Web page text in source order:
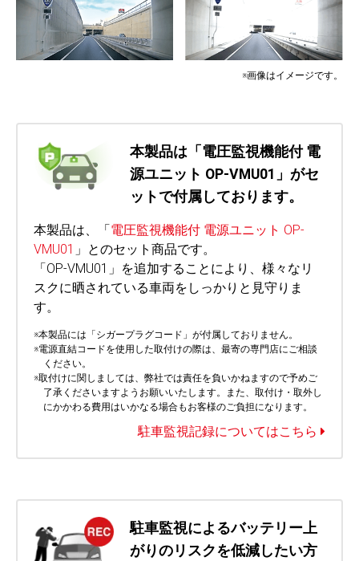
※画像はイメージです。
本製品は「電圧監視機能付 電
源ユニット OP-VMU01」がセ
ットで付属しております。
本製品は、「 電圧監視機能付 電源ユニット OP-
VMU01 」とのセット商品です。
「OP-VMU01」を追加することにより、様々なリ
スクに晒されている車両をしっかりと見守りま
す。
※本製品には「シガープラグコード」が付属しておりません。
※電源直結コードを使用した取付けの際は、最寄の専門店にご相談
ください。
※取付けに関しましては、弊社では責任を負いかねますので予めご
了承くださいますようお願いいたします。また、取付け・取外し
にかかわる費用はいかなる場合もお客様のご負担になります。
駐車監視記録についてはこちら
駐車監視によるバッテリー上
がりのリスクを低減したい方